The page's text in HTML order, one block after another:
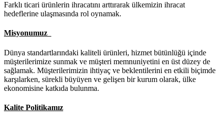
Farklı ticari ürünlerin ihracatını arttırarak ülkemizin ihracat
hedeflerine ulaşmasında rol oynamak.
Misyonumuz
Dünya standartlarındaki kaliteli ürünleri, hizmet bütünlüğü içinde
müşterilerimize sunmak ve müşteri memnuniyetini en üst düzey de
sağlamak. Müşterilerimizin ihtiyaç ve beklentilerini en etkili biçimde
karşılarken, sürekli büyüyen ve gelişen bir kurum olarak, ülke
ekonomisine katkıda bulunma.
Kalite Politikamız